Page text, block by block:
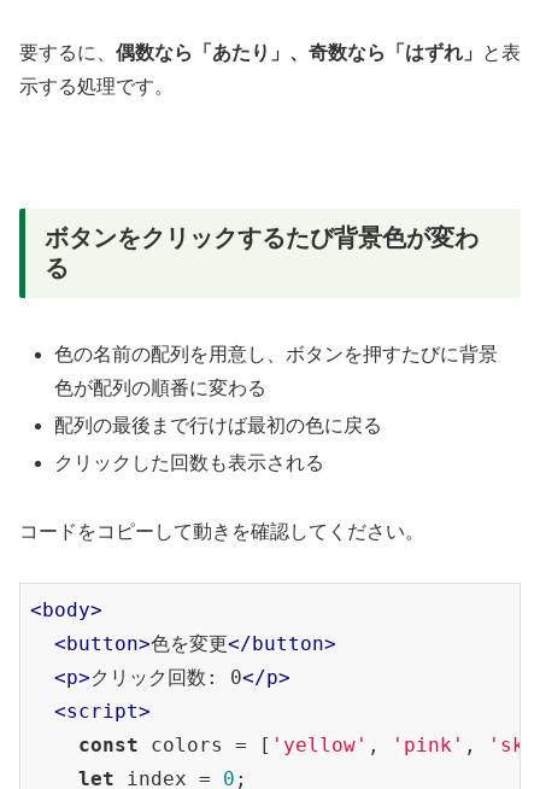
要するに、 偶数なら「あたり」、奇数なら「はずれ」
と表
示する処理です。
ボタンをクリックするたび背景色が変わ
る
色の名前の配列を用意し、ボタンを押すたびに背景
色が配列の順番に変わる
配列の最後まで行けば最初の色に戻る
クリックした回数も表示される
コードをコピーして動きを確認してください。
< body>
< button>色を変更</ button>
<p>クリック回数: 0</p>
<script>
const colors = [ 'yellow' , 'pink' ,
let index = 0 ;